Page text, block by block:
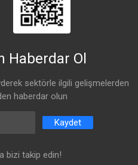
Haberdar Ol
sektörle ilgili gelişmelerden
haberdar olun
Kaydet
bizi takip edin!